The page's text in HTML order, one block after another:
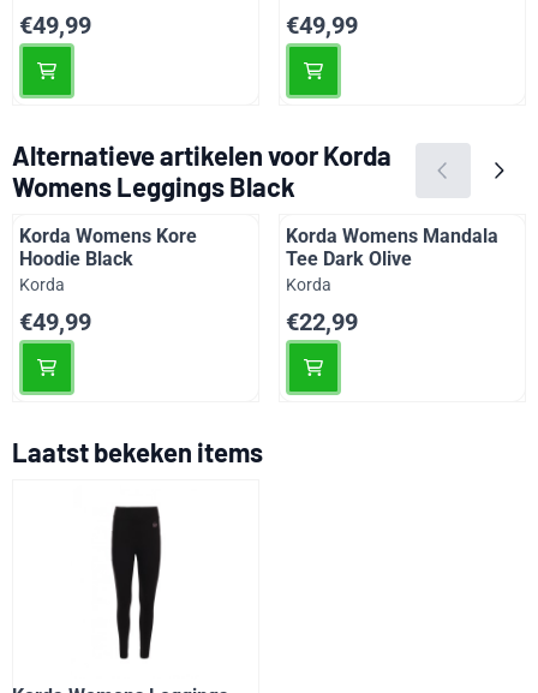
Prijs: 49,99
€49,99 Prijs: 49,99
€49,99
Alternatieve artikelen voorKorda
Womens Leggings Black
Korda Womens Kore
Hoodie Black
Merk:
Korda
Prijs: 49,99
€49,99
Korda Womens Mandala
Tee Dark Olive
Merk:
Korda
Prijs: 22,99
€22,99
Laatst bekeken items